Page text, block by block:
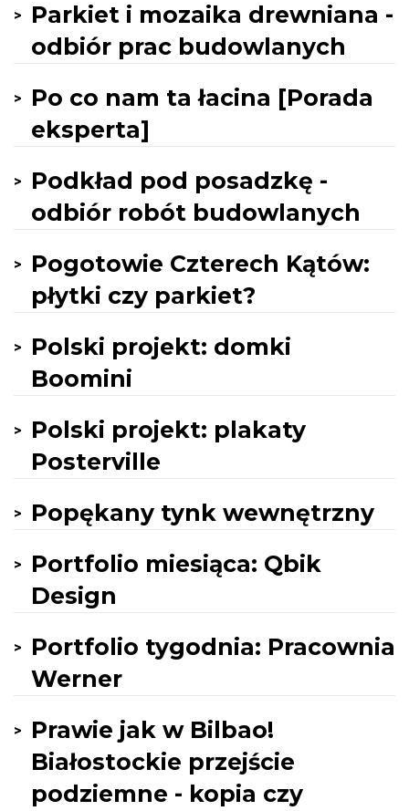
Parkiet i mozaika drewniana -
odbiór prac budowlanych
Po co nam ta łacina [Porada
eksperta]
Podkład pod posadzkę -
odbiór robót budowlanych
Pogotowie Czterech Kątów:
płytki czy parkiet?
Polski projekt: domki
Boomini
Polski projekt: plakaty
Posterville
Popękany tynk wewnętrzny
Portfolio miesiąca: Qbik
Design
Portfolio tygodnia: Pracownia
Werner
Prawie jak w Bilbao!
Białostockie przejście
podziemne - kopia czy